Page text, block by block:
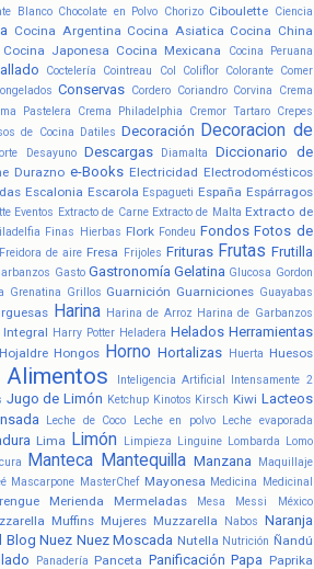
Blanco Chocolate en Polvo Chorizo Ciboulette Ciencia
Cocina Argentina Cocina Asiatica Cocina China
Cocina Japonesa Cocina Mexicana Cocina Peruana
Coctelería Cointreau Col Coliflor Colorante Comer
Conservas Cordero Coriandro Corvina
Crema
Pastelera Crema Philadelphia Cremor Tartaro Crepes
de Cocina Datiles Decoración Decoracion de
Desayuno Descargas Diamalta
Diccionario de
Durazno e-Books Electricidad Electrodomésticos
Escalonia Escarola Espagueti España Espárragos
Eventos Extracto de Carne Extracto de Malta Extracto de
Finas Hierbas Flork Fondeu Fondos Fotos de
Freidora de aire Fresa Frijoles Frituras Frutas Frutilla
Gasto Gastronomía Gelatina Glucosa Gordon
Grenatina Grillos Guarnición Guarniciones Guayabas
Harina Harina de Arroz Harina de Garbanzos
Integral Harry Potter Heladera Helados Herramientas
Hojaldre Hongos Horno Hortalizas Huerta Huesos
Inteligencia Artificial Intensamente 2
Jugo de Limón Ketchup Kinotos Kirsch Kiwi Lacteos
Leche de Coco Leche en polvo Leche evaporada
Lima Limón Limpieza Linguine Lombarda Lomo
Manteca Mantequilla Manzana Maquillaje
Mascarpone MasterChef Mayonesa Medicina Medicinal
Merienda Mermeladas Mesa Messi México
Muffins Mujeres Muzzarella Nabos Naranja
Blog Nuez Nuez Moscada Nutella Nutrición Ñandú
Panadería Panceta Panificación Papa Paprika